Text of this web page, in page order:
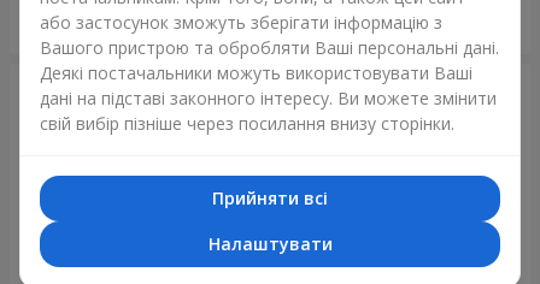
Замовити Замовити
або застосунок зможуть зберігати інформацію з
Вашого пристрою та обробляти Ваші персональні дані.
Деякі постачальники можуть використовувати Ваші
дані на підставі законного інтересу. Ви можете змінити
свій вибір пізніше через посилання внизу сторінки.
Прийняти всі
Налаштувати